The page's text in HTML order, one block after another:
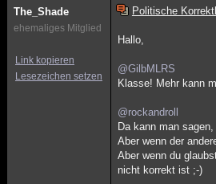
The_Shade
ehemaliges Mitglied
Link kopieren
Lesezeichen setzen
Politische
Hallo,
@GilbMLRS
Klasse! Mehr kann
@rockandroll
Da kann man
Aber wenn der
Aber wenn du
nicht korrekt ist ;-)